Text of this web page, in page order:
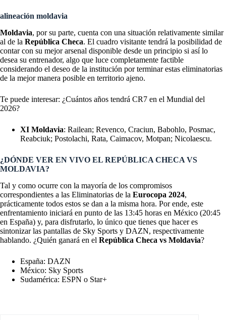
alineación moldavia
Moldavia, por su parte, cuenta con una situación relativamente similar
al de la República Checa. El cuadro visitante tendrá la posibilidad de
contar con su mejor arsenal disponible desde un principio si así lo
desea su entrenador, algo que luce completamente factible
considerando el deseo de la institución por terminar estas eliminatorias
de la mejor manera posible en territorio ajeno.
Te puede interesar: ¿Cuántos años tendrá CR7 en el Mundial del
2026?
XI Moldavia: Railean; Revenco, Craciun, Babohlo, Posmac,
Reabciuk; Postolachi, Rata, Caimacov, Motpan; Nicolaescu.
¿DÓNDE VER EN VIVO EL REPÚBLICA CHECA VS
MOLDAVIA?
Tal y como ocurre con la mayoría de los compromisos
correspondientes a las Eliminatorias de la Eurocopa 2024,
prácticamente todos estos se dan a la misma hora. Por ende, este
enfrentamiento iniciará en punto de las 13:45 horas en México (20:45
en España) y, para disfrutarlo, lo único que tienes que hacer es
sintonizar las pantallas de Sky Sports y DAZN, respectivamente
hablando. ¿Quién ganará en el República Checa vs Moldavia?
España: DAZN
México: Sky Sports
Sudamérica: ESPN o Star+